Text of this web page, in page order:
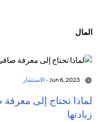
المال
الاستثمار
لماذا تحتاج إلى
زيادتها